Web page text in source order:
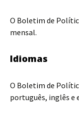
O Boletim de
mensal.
Idiomas
O Boletim de
português, inglês e